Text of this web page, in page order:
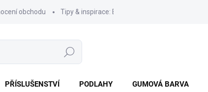
obchodu Tipy & inspirace: Betonová stěrka
Hledat
PŘÍSLUŠENSTVÍ PODLAHY GUMOVÁ BARVA